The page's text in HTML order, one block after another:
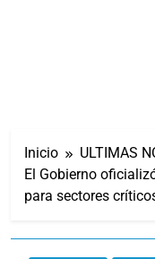
Inicio
ULTIMAS
El Gobierno
para sectores